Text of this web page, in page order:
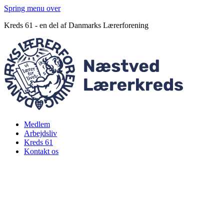
Spring menu over
Kreds 61 - en del af Danmarks Lærerforening
Medlem
Arbejdsliv
Kreds 61
Kontakt os